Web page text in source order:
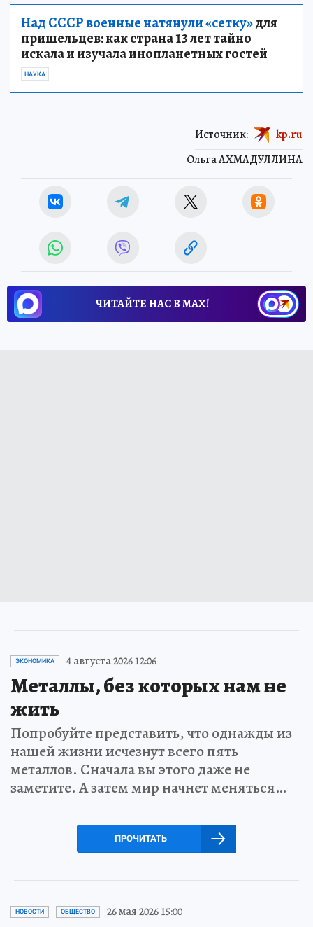
Над СССР военные натянули «сетку»для
пришельцев: как страна 13 лет тайно
искала и изучала инопланетных гостей
НАУКА
Ольга АХМАДУЛЛИНА
Источник: kp.ru
ЧИТАЙТЕ НАС В МАХ!
ЭКОНОМИКА 4 августа 2026 12:06
Металлы, без которых нам не
жить
Попробуйте представить, что однажды из
нашей жизни исчезнут всего пять
металлов. Сначала вы этого даже не
заметите. А затем мир начнет меняться…
ПРОЧИТАТЬ
НОВОСТИ ОБЩЕСТВО 26 мая 2026 15:00